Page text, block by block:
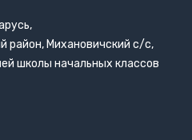
район, Михановичский с/с,
школы начальных классов